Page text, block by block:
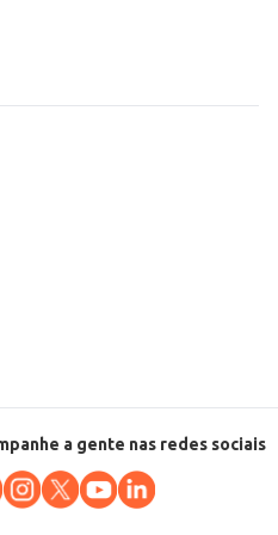
a gente nas redes sociais